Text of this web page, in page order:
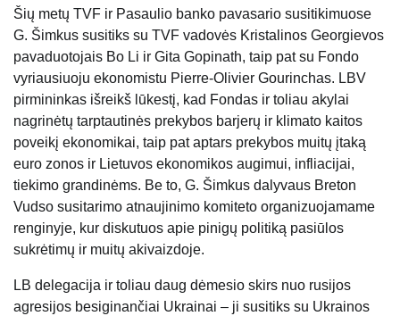
Šių metų TVF ir Pasaulio banko pavasario susitikimuose
G. Šimkus susitiks su TVF vadovės Kristalinos Georgievos
pavaduotojais Bo Li ir Gita Gopinath, taip pat su Fondo
vyriausiuoju ekonomistu Pierre-Olivier Gourinchas. LBV
pirmininkas išreikš lūkestį, kad Fondas ir toliau akylai
nagrinėtų tarptautinės prekybos barjerų ir klimato kaitos
poveikį ekonomikai, taip pat aptars prekybos muitų įtaką
euro zonos ir Lietuvos ekonomikos augimui, infliacijai,
tiekimo grandinėms. Be to, G. Šimkus dalyvaus Breton
Vudso susitarimo atnaujinimo komiteto organizuojamame
renginyje, kur diskutuos apie pinigų politiką pasiūlos
sukrėtimų ir muitų akivaizdoje.
LB delegacija ir toliau daug dėmesio skirs nuo rusijos
agresijos besiginančiai Ukrainai – ji susitiks su Ukrainos